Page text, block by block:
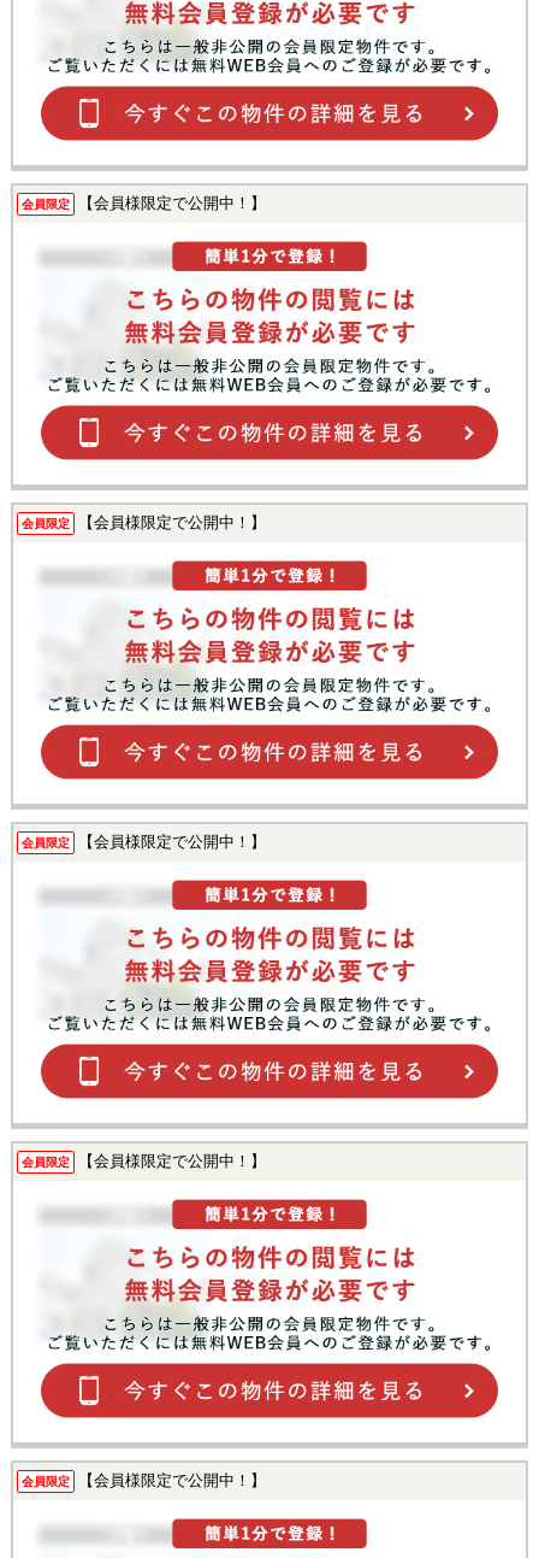
会員限定 【会員様限定で公開中！】
会員限定 【会員様限定で公開中！】
会員限定 【会員様限定で公開中！】
会員限定 【会員様限定で公開中！】
会員限定 【会員様限定で公開中！】